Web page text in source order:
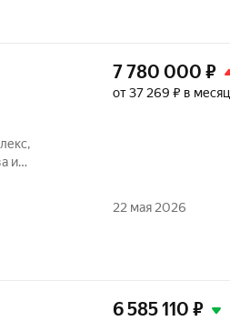
и
7 780 000 ₽
от 37 269 ₽ в месяц
22 мая 2026
6 585 110 ₽